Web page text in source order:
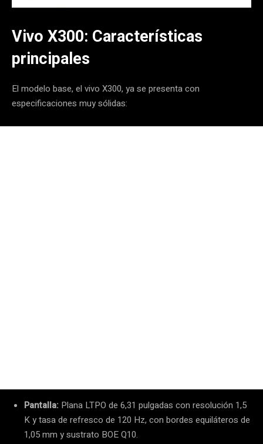
Vivo X300: Características
principales
El modelo base, el vivo X300, ya se presenta con
especificaciones muy sólidas:
Pantalla: Plana LTPO de 6,31 pulgadas con resolución 1,5
K y tasa de refresco de 120 Hz, con bordes equiláteros de
1,05 mm y sustrato BOE Q10.